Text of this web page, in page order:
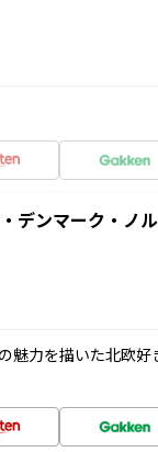
デンマーク・ノ
魅力を描いた北欧